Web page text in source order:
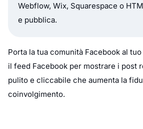
Webflow, Wix, Squarespace o
e pubblica.
Porta la tua comunità Facebook al
il feed Facebook per mostrare i post
pulito e cliccabile che aumenta la
coinvolgimento.